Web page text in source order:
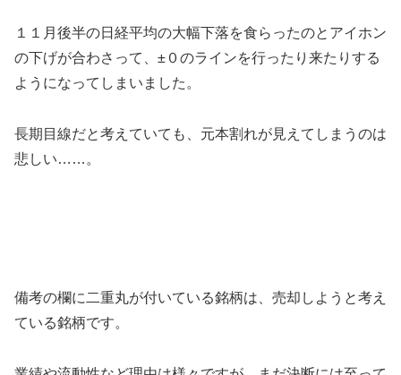
１１月後半の日経平均の大幅下落を食らったのとアイホン
の下げが合わさって、±０のラインを行ったり来たりする
ようになってしまいました。
長期目線だと考えていても、元本割れが見えてしまうのは
悲しい……。
備考の欄に二重丸が付いている銘柄は、売却しようと考え
ている銘柄です。